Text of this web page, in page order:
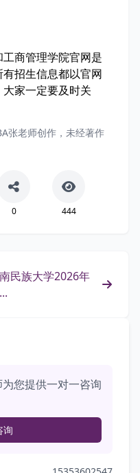
商管理学院官网是
招生信息都以官网
家一定要及时关
张老师创作，未经著作
0 444
民族大学2026年
您提供一对一咨询
询